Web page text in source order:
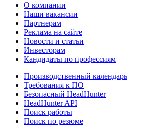
О компании
Наши вакансии
Партнерам
Реклама на сайте
Новости и статьи
Инвесторам
Кандидаты по профессиям
Производственный календарь
Требования к ПО
Безопасный HeadHunter
HeadHunter API
Поиск работы
Поиск по резюме